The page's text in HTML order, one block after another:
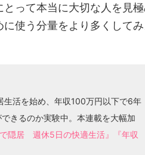
って本当に大切な人を見
使う分量をより多くしてみ
活を始め、年収100万円以下で6年
きるのか実験中。本連載を大幅加
で隠居 週休5日の快適生活』
『年収